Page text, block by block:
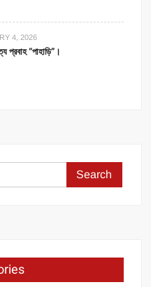
4, 2026
প্রবাহ “পাহাড়ি”।
Search
for: